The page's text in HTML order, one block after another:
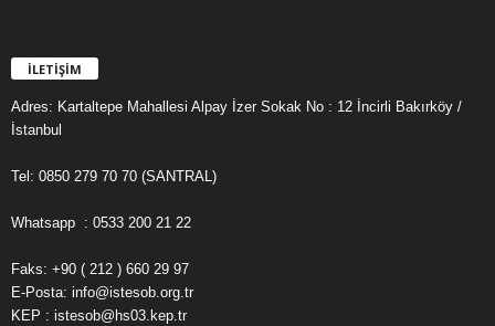
İLETİŞİM
Adres: Kartaltepe Mahallesi Alpay İzer Sokak No : 12 İncirli Bakırköy /
İstanbul
Tel: 0850 279 70 70 (SANTRAL)
Whatsapp : 0533 200 21 22
Faks: +90 ( 212 ) 660 29 97
E-Posta: info@istesob.org.tr
KEP : istesob@hs03.kep.tr